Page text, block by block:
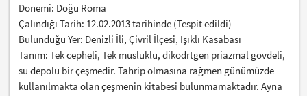
Dönemi: Doğu Roma
Çalındığı Tarih: 12.02.2013 tarihinde (Tespit edildi)
Bulunduğu Yer: Denizli İli, Çivril İlçesi, Işıklı Kasabası
Tanım: Tek cepheli, Tek musluklu, diködrtgen priazmal gövdeli,
su depolu bir çeşmedir. Tahrip olmasına rağmen günümüzde
kullanılmakta olan çeşmenin kitabesi bulunmamaktadır. Ayna